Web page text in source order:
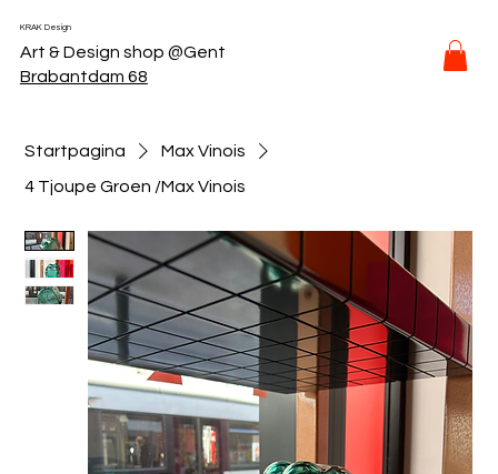
KRAK Design
Art & Design shop @Gent
Brabantdam 68
Startpagina
Max Vinois
4 Tjoupe Groen /Max Vinois